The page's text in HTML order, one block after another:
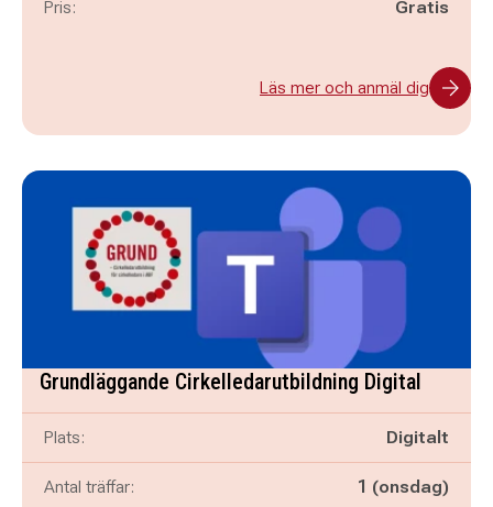
Pris: Gratis
Läs mer och anmäl dig
Grundläggande Cirkelledarutbildning Digital
Plats: Digitalt
Antal träffar: 1 (onsdag)